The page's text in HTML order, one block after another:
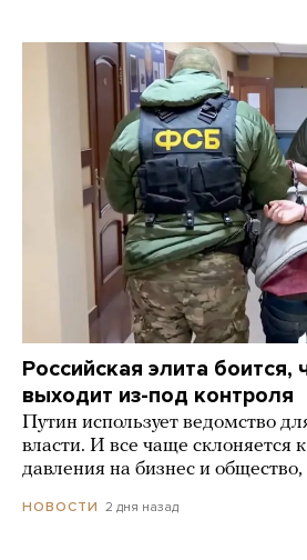
Российская элита
выходит из-под контроля
Путин использует ведомство
власти. И все чаще склоняется
давления на бизнес и
НОВОСТИ 2 дня назад